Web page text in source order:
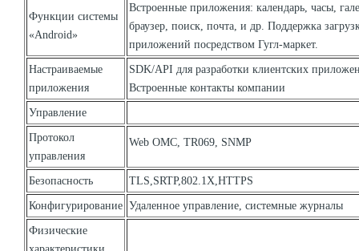
Функции системы
«Android»
Встроенные приложения: календарь, часы,
браузер, поиск, почта, и др. Поддержка
приложений посредством Гугл-маркет.
Настраиваемые
приложения
SDK/API для разработки клиентских
Встроенные контакты компании
Управление
Протокол
управления
Web OMC, TR069, SNMP
Безопасность TLS,SRTP,802.1X,HTTPS
Конфигурирование Удаленное управление, системные журналы
Физические